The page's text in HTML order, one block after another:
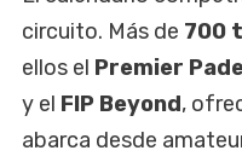
circuito. Más de 700
ellos el Premier
y el FIP Beyond,
abarca desde